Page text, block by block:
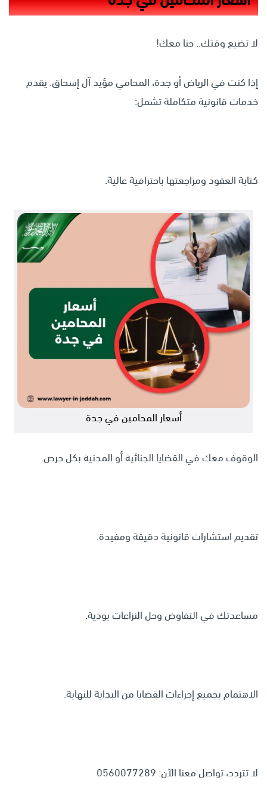
لا تضيع وقتك.. حنا معك!
إذا كنت في الرياض أو جدة، المحامي مؤيد آل إسحاق. يقدم
خدمات قانونية متكاملة تشمل:
كتابة العقود ومراجعتها باحترافية عالية.
أسعار المحامين في جدة
الوقوف معك في القضايا الجنائية أو المدنية بكل حرص.
تقديم استشارات قانونية دقيقة ومفيدة.
مساعدتك في التفاوض وحل النزاعات بودية.
الاهتمام بجميع إجراءات القضايا من البداية للنهاية.
لا تتردد، تواصل معنا الآن: 0560077289